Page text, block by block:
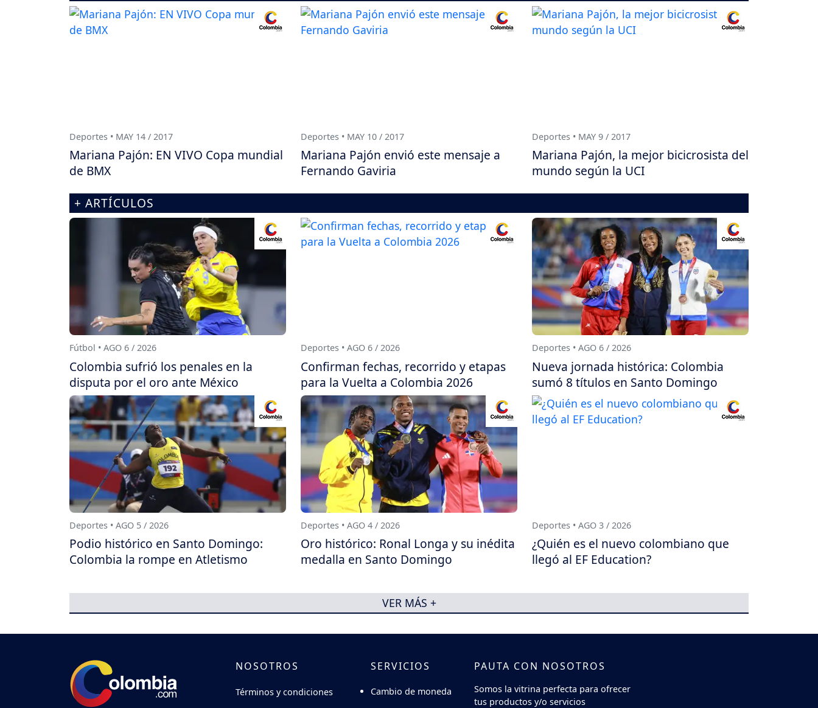
Deportes • MAY 14 / 2017
Mariana Pajón: EN VIVO Copa mundial
de BMX
Deportes • MAY 10 / 2017
Mariana Pajón envió este mensaje a
Fernando Gaviria
Deportes • MAY 9 / 2017
Mariana Pajón, la mejor bicicrosista del
mundo según la UCI
+ ARTÍCULOS
Fútbol • AGO 6 / 2026
Colombia sufrió los penales en la
disputa por el oro ante México
Deportes • AGO 6 / 2026
Confirman fechas, recorrido y etapas
para la Vuelta a Colombia 2026
Deportes • AGO 6 / 2026
Nueva jornada histórica: Colombia
sumó 8 títulos en Santo Domingo
Deportes • AGO 5 / 2026
Podio histórico en Santo Domingo:
Colombia la rompe en Atletismo
Deportes • AGO 4 / 2026
Oro histórico: Ronal Longa y su inédita
medalla en Santo Domingo
Deportes • AGO 3 / 2026
¿Quién es el nuevo colombiano que
llegó al EF Education?
VER MÁS +
NOSOTROS
Términos y condiciones
SERVICIOS
Cambio de moneda
PAUTA CON NOSOTROS
Somos la vitrina perfecta para ofrecer
tus productos y/o servicios